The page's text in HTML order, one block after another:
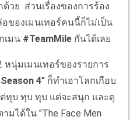
วย ส่วนเรื่องของการร้อง
ของเมนเทอร์คนนี้ก็ไม่เป็น
เมน #TeamMile กันได้เลย
นุ่มเมนเทอร์ของรายการ
4" ก็ทำเอาโลกเกือบ
บ ทุบ ทุบ แต่จะสนุก และดุ
มได้ใน "The Face Men